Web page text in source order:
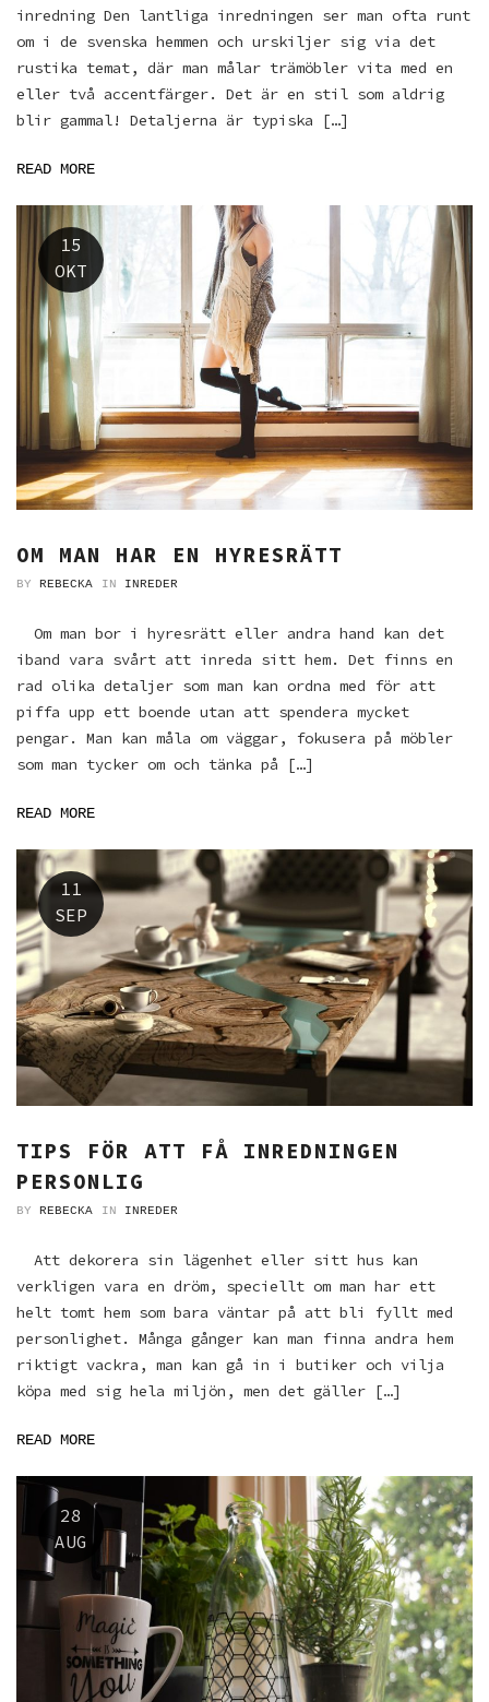
inredning Den lantliga inredningen ser man ofta runt
om i de svenska hemmen och urskiljer sig via det
rustika temat, där man målar trämöbler vita med en
eller två accentfärger. Det är en stil som aldrig
blir gammal! Detaljerna är typiska […]
READ MORE
15
OKT
OM MAN HAR EN HYRESRÄTT
BY REBECKA IN INREDER
Om man bor i hyresrätt eller andra hand kan det
iband vara svårt att inreda sitt hem. Det finns en
rad olika detaljer som man kan ordna med för att
piffa upp ett boende utan att spendera mycket
pengar. Man kan måla om väggar, fokusera på möbler
som man tycker om och tänka på […]
READ MORE
11
SEP
TIPS FÖR ATT FÅ INREDNINGEN
PERSONLIG
BY REBECKA IN INREDER
Att dekorera sin lägenhet eller sitt hus kan
verkligen vara en dröm, speciellt om man har ett
helt tomt hem som bara väntar på att bli fyllt med
personlighet. Många gånger kan man finna andra hem
riktigt vackra, man kan gå in i butiker och vilja
köpa med sig hela miljön, men det gäller […]
READ MORE
28
AUG